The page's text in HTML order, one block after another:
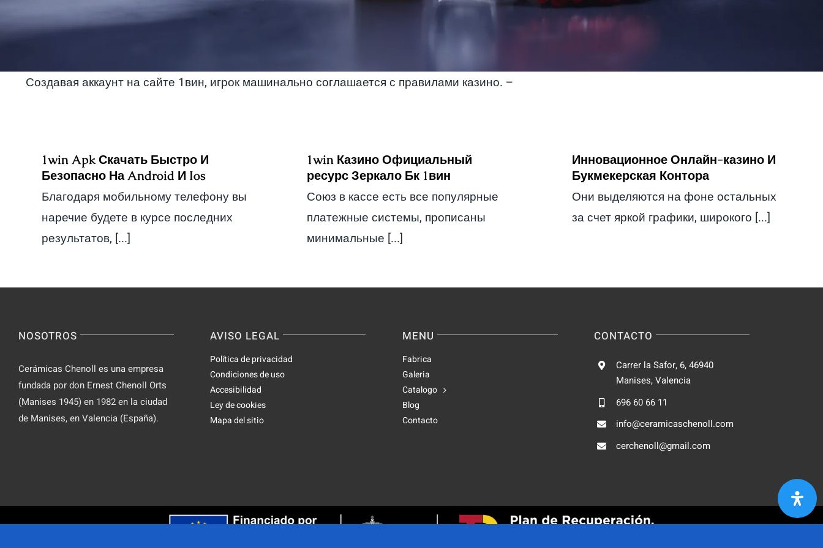
Создавая аккаунт на сайте 1вин, игрок машинально соглашается с правилами казино. –
1win Apk Скачать Быстро И
Безопасно На Android И Ios
Благодаря мобильному телефону вы
наречие будете в курсе последних
результатов, [...]
1win Казино Официальный
ресурс Зеркало Бк 1вин
Союз в кассе есть все популярные
платежные системы, прописаны
минимальные [...]
Инновационное Онлайн-казино И
Букмекерская Контора
Они выделяются на фоне остальных
за счет яркой графики, широкого [...]
NOSOTROS
Cerámicas Chenoll es una empresa
fundada por don Ernest Chenoll Orts
(Manises 1945) en 1982 en la ciudad
de Manises, en Valencia (España).
AVISO LEGAL
Política de privacidad
Condiciones de uso
Accesibilidad
Ley de cookies
Mapa del sitio
MENU
Fabrica
Galeria
Catalogo
Blog
Contacto
CONTACTO
Carrer la Safor, 6, 46940
Manises, Valencia
696 60 66 11
info@ceramicaschenoll.com
cerchenoll@gmail.com